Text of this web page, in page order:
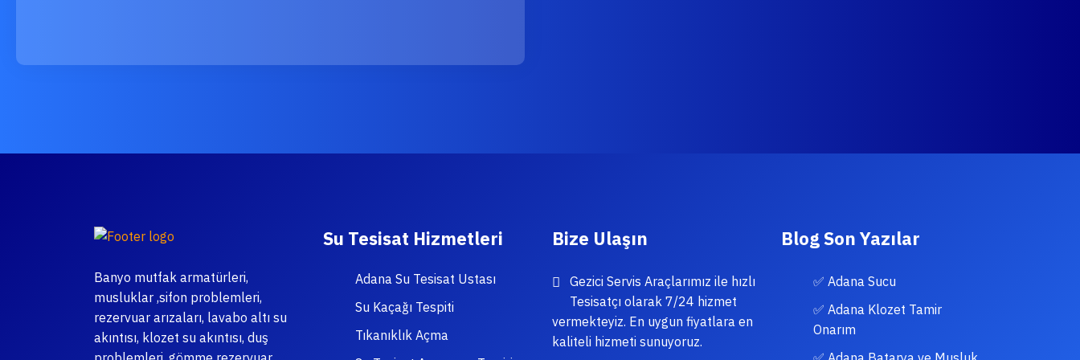
Banyo mutfak armatürleri,
musluklar ,sifon problemleri,
rezervuar arızaları, lavabo altı su
akıntısı, klozet su akıntısı, duş
Su Tesisat Hizmetleri
Adana Su Tesisat Ustası
Su Kaçağı Tespiti
Tıkanıklık Açma
Bize Ulaşın
Gezici Servis Araçlarımız ile hızlı
Tesisatçı olarak 7/24 hizmet
vermekteyiz. En uygun fiyatlara en
kaliteli hizmeti sunuyoruz.
Blog Son Yazılar
✅ Adana Sucu
✅ Adana Klozet Tamir
Onarım